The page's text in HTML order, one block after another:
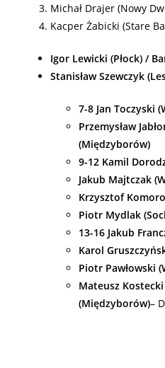
Michał Drajer (Nowy
Kacper Żabicki (Stare
Igor Lewicki (Płock) /
Stanisław Szewczyk
7-8 Jan Toczyski
Przemysław
(Międzyborów)
9-12 Kamil
Jakub Majtczak
Krzysztof
Piotr Mydlak
13-16 Jakub
Karol
Piotr Pawłowski
Mateusz
(Międzyborów)–